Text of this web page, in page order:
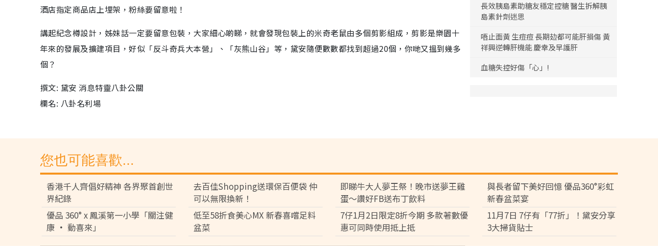
酒店指定商品店上埋架，粉絲要留意啦！
講起紀念樽設計，姊妹話一定要留意包裝，大家細心啲睇，就會發現包裝上的米奇老鼠由多個剪影組成，剪影是樂園十
年來的發展及擴建項目，好似「反斗奇兵大本營」、「灰熊山谷」等，黛安隨便數數都找到超過20個，你哋又搵到幾多
個？
撰文: 黛安 消息特靈八卦公關
欄名: 八卦名利場
長效胰島素助糖友穩定控糖 醫生拆解胰
島素針劑迷思
唔止面黃 生痘痘 長期攰都可能肝損傷 黃
祥興逆轉肝機能 慶幸及早護肝
血糖失控好傷「心」!
您也可能喜歡...
香港千人齊倡好精神 各界聚首創世
界紀錄
去百佳Shopping送環保百便袋 仲
可以無限換新！
即睇牛大人夢王祭！晚市送夢王雞
蛋～讚好FB送布丁飲料
與長者留下美好回憶 優品360°彩虹
新春盆菜宴
優品 360° x 鳳溪第一小學「關注健
康 • 動喜來」
低至58折食美心MX 新春喜嚐足料
盆菜
7仔1月2日限定8折今期 多款著數優
惠可同時使用抵上抵
11月7日 7仔有「77折」！黛安分享
3大掃貨貼士